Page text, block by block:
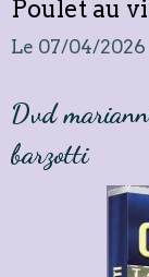
Poulet au
Le 07/04/2026
Dvd
barzotti